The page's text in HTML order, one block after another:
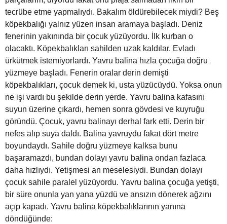
tecrübe etme yapmalıydı. Bakalım öldürebilecek miydi? Beş
köpekbalığı yalnız yüzen insan aramaya başladı. Deniz
fenerinin yakınında bir çocuk yüzüyordu. İlk kurban o
olacaktı. Köpekbalıkları sahilden uzak kaldılar. Evladı
ürkütmek istemiyorlardı. Yavru balina hızla çocuğa doğru
yüzmeye başladı. Fenerin oralar derin demişti
köpekbalıkları, çocuk demek ki, usta yüzücüydü. Yoksa onun
ne işi vardı bu şekilde derin yerde. Yavru balina kafasını
suyun üzerine çıkardı, hemen sonra gövdesi ve kuyruğu
göründü. Çocuk, yavru balinayı derhal fark etti. Derin bir
nefes alıp suya daldı. Balina yavruydu fakat dört metre
boyundaydı. Sahile doğru yüzmeye kalksa bunu
başaramazdı, bundan dolayı yavru balina ondan fazlaca
daha hızlıydı. Yetişmesi an meselesiydi. Bundan dolayı
çocuk sahile paralel yüzüyordu. Yavru balina çocuğa yetişti,
bir süre onunla yan yana yüzdü ve ansızın dönerek ağzını
açıp kapadı. Yavru balina köpekbalıklarının yanına
döndüğünde: